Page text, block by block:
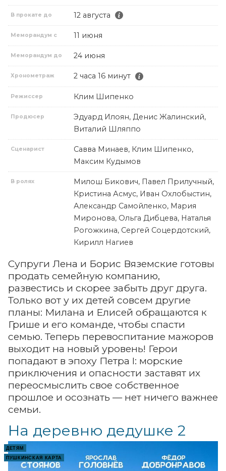
В прокате до 12 августа
Меморандум с 11 июня
Меморандум до 24 июня
Хронометраж 2 часа 16 минут
Режиссер Клим Шипенко
Продюсер
Эдуард Илоян, Денис Жалинский,
Виталий Шляппо
Сценарист
Савва Минаев, Клим Шипенко,
Максим Кудымов
В ролях
Милош Бикович, Павел Прилучный,
Кристина Асмус, Иван Охлобыстин,
Александр Самойленко, Мария
Миронова, Ольга Дибцева, Наталья
Рогожкина, Сергей Соцердотский,
Кирилл Нагиев
Супруги Лена и Борис Вяземские готовы
продать семейную компанию,
развестись и скорее забыть друг друга.
Только вот у их детей совсем другие
планы: Милана и Елисей обращаются к
Грише и его команде, чтобы спасти
семью. Теперь перевоспитание мажоров
выходит на новый уровень! Герои
попадают в эпоху Петра I: морские
приключения и опасности заставят их
переосмыслить свое собственное
прошлое и осознать — нет ничего важнее
семьи.
На деревню дедушке 2
ДЕТЯМ
ПУШКИНСКАЯ КАРТА